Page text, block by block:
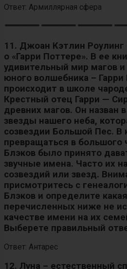
Ответ: Армиллярная сфера
11. Джоан Кэтлин Роулинг
о «Гарри Поттере». В ее
удивительный мир магов
юного волшебника –
происходит в школе
Крестный отец Гарри —
древних магов. Он назван
звезды нашего неба,
созвездии Большой Пес. В
превращаться в большого
Блэков было принято
звучные имена. Часто их
созвездий или звезд.
присмотритесь с
Блэков и определите
перечисленных ниже не
качестве имени на их
Выберете правильный
Ответ: Антарес
12. Луна – естественный